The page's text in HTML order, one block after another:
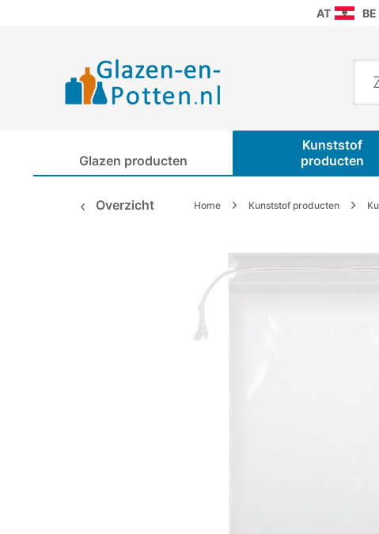
AT BE
Glazen producten
Kunststof
producten
Overzicht Home Kunststof producten